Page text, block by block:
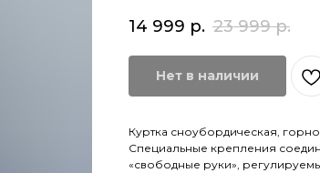
14 999 р. 23 999 р.
Нет в наличии
Куртка сноубордическая,
Специальные крепления
«свободные руки»,